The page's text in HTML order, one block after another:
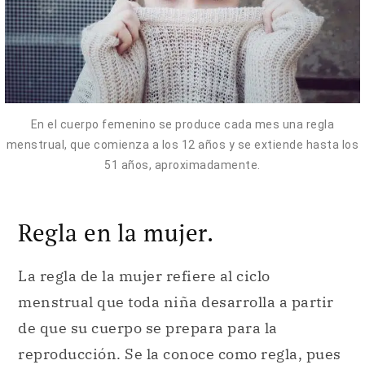
En el cuerpo femenino se produce cada mes una regla
menstrual, que comienza a los 12 años y se extiende hasta los
51 años, aproximadamente.
Regla en la mujer.
La regla de la mujer refiere al ciclo
menstrual que toda niña desarrolla a partir
de que su cuerpo se prepara para la
reproducción. Se la conoce como regla, pues